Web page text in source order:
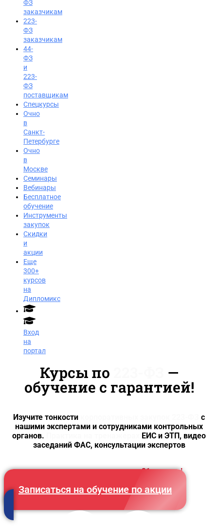
Вход на портал
8 (800) 200-24-26
Заказать звонок
ФЗ
заказчикам
223-
ФЗ
заказчикам
44-
ФЗ
и
223-
ФЗ
поставщикам
Спецкурсы
Очно
в
Санкт-
Петербурге
Очно
в
Москве
Семинары
Вебинары
Бесплатное
обучение
Инструменты
закупок
Скидки
и
акции
Еще
300+
курсов
на
Дипломикс
Вход
на
портал
Курсы по —
обучение с гарантией!
Изучите тонкости
с
нашими экспертами и сотрудниками контрольных
органов.
ЕИС и ЭТП, видео
заседаний ФАС, консультации экспертов
Хорошие новости. Акция до31 августа!
Записаться на обучение по акции